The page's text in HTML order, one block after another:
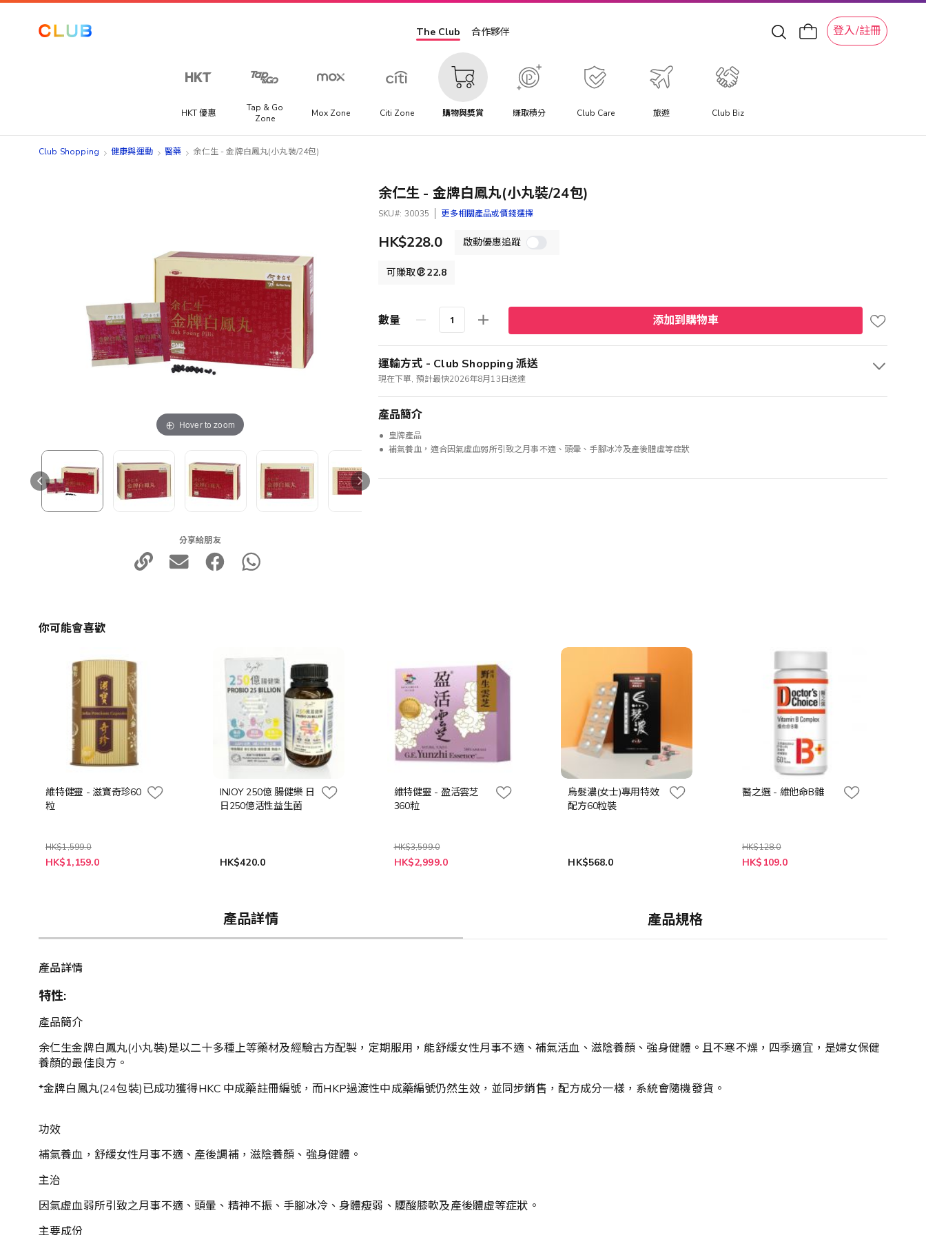
The Club 合作夥伴 登入/註冊
HKT 優惠
Tap & Go
Zone
Mox Zone Citi Zone 購物與獎賞 賺取積分 Club Care 旅遊 Club Biz
Club Shopping 健康與運動 醫藥 余仁生 - 金牌白鳳丸(小丸裝/24包)
Hover to zoom
分享給朋友
余仁生 - 金牌白鳳丸(小丸裝/24包)
SKU 30035 更多相關產品或價錢選擇
HK$228.0 啟動優惠追蹤
可賺取 22.8
數量 添加到購物車
運輸方式 - Club Shopping 派送
現在下單, 預計最快2026年8月13日送達
產品簡介
皇牌產品
補氣養血，適合因氣虛血弱所引致之月事不適、頭暈、手腳冰冷及產後體虛等症狀
你可能會喜歡
維特健靈 - 滋寶奇珍60
粒
HK$1,599.0
特
HK$1,159.0
INJOY 250億 腸健樂 日
日250億活性益生菌
HK$420.0
維特健靈 - 盈活雲芝
360粒
HK$3,599.0
特
HK$2,999.0
烏髮濃(女士)專用特效
配方60粒裝
HK$568.0
醫之選 - 維他命B雜
HK$128.0
特
HK$109.0
產品詳情 產品規格
產品詳情
特性:
產品簡介
余仁生金牌白鳳丸(小丸裝)是以二十多種上等藥材及經驗古方配製，定期服用，能舒緩女性月事不適、補氣活血、滋陰養顏、強身健體。且不寒不燥，四季適宜，是婦女保健
養顏的最佳良方。
*金牌白鳳丸(24包裝)已成功獲得HKC 中成藥註冊編號，而HKP過渡性中成藥編號仍然生效，並同步銷售，配方成分一樣，系統會隨機發貨。
功效
補氣養血，舒緩女性月事不適、產後調補，滋陰養顏、強身健體。
主治
因氣虛血弱所引致之月事不適、頭暈、精神不振、手腳冰冷、身體瘦弱、腰酸膝軟及產後體虛等症狀。
主要成份